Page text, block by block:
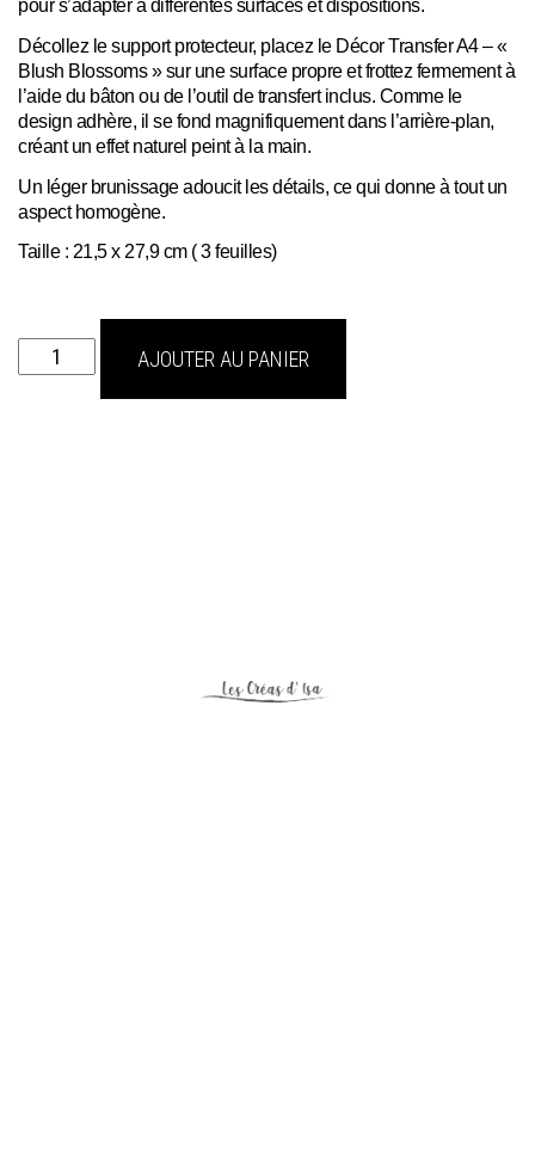
pour s’adapter à différentes surfaces et dispositions.
Décollez le support protecteur, placez le Décor Transfer A4 – «
Blush Blossoms » sur une surface propre et frottez fermement à
l’aide du bâton ou de l’outil de transfert inclus. Comme le
design adhère, il se fond magnifiquement dans l’arrière-plan,
créant un effet naturel peint à la main.
Un léger brunissage adoucit les détails, ce qui donne à tout un
aspect homogène.
Taille : 21,5 x 27,9 cm ( 3 feuilles)
quantité
de
AJOUTER AU PANIER